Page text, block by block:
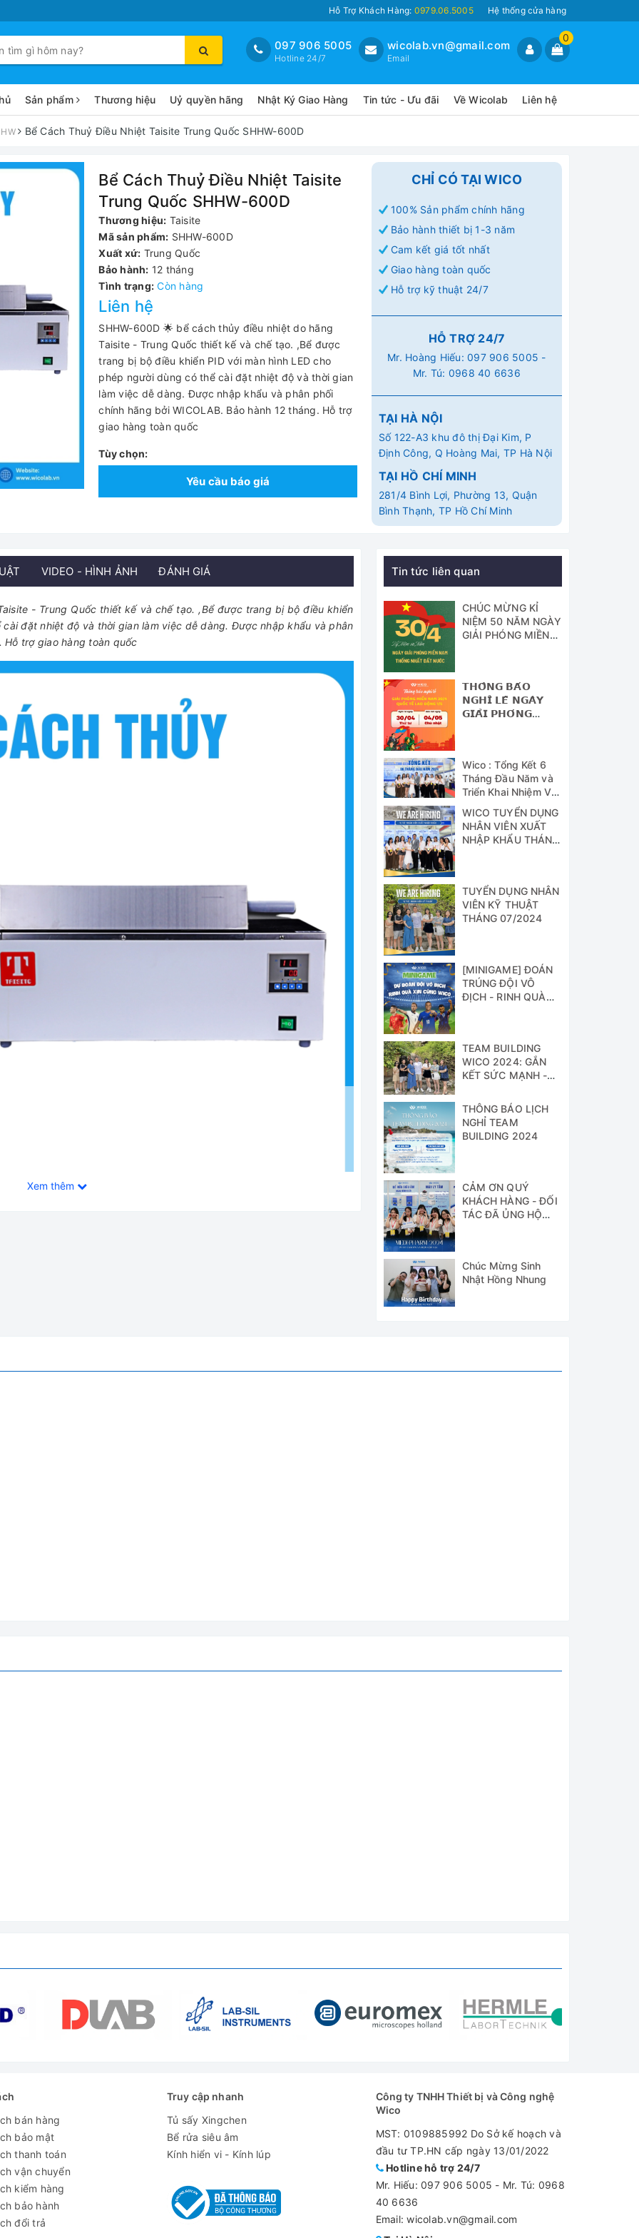
Hỗ Trợ Khách Hàng: 0979.06.5005 Hệ thống cửa hàng
0
wicolab.vn@gmail.com
Email
097 906 5005
Hotline 24/7
Sản phẩm Thương hiệu Uỷ quyền hãng Nhật Ký Giao Hàng Tin tức - Ưu đãi Về Wicolab Liên hệ
Bể Cách Thuỷ Điều Nhiệt Taisite Trung Quốc SHHW-600D
Bể Cách Thuỷ Điều Nhiệt Taisite
Trung Quốc SHHW-600D
Thương hiệu: Taisite
Mã sản phẩm: SHHW-600D
Xuất xứ: Trung Quốc
Bảo hành: 12 tháng
Tình trạng: Còn hàng
Liên hệ
SHHW-600D 🌟 bể cách thủy điều nhiệt do hãng
Taisite - Trung Quốc thiết kế và chế tạo. ,Bể được
trang bị bộ điều khiển PID với màn hình LED cho
phép người dùng có thể cài đặt nhiệt độ và thời gian
làm việc dễ dàng. Được nhập khẩu và phân phối
chính hãng bởi WICOLAB. Bảo hành 12 tháng. Hỗ trợ
giao hàng toàn quốc
Tùy chọn:
Yêu cầu báo giá
CHỈ CÓ TẠI WICO
100% Sản phẩm chính hãng
Bảo hành thiết bị 1-3 năm
Cam kết giá tốt nhất
Giao hàng toàn quốc
Hỗ trợ kỹ thuật 24/7
HỖ TRỢ 24/7
Mr. Hoàng Hiếu:097 906 5005 -
Mr. Tú: 0968 40 6636
TẠI HÀ NỘI
Số 122-A3 khu đô thị Đại Kim, P
Định Công, Q Hoàng Mai, TP Hà Nội
TẠI HỒ CHÍ MINH
281/4 Bình Lợi, Phường 13, Quận
Bình Thạnh, TP Hồ Chí Minh
VIDEO - HÌNH ẢNH ĐÁNH GIÁ
- Trung Quốc thiết kế và chế tạo. ,Bể được trang bị bộ điều khiển
đặt nhiệt độ và thời gian làm việc dễ dàng. Được nhập khẩu và phân
Hỗ trợ giao hàng toàn quốc
Quốc.
LED cho phép người dùng có thể cài đặt nhiệt độ và thời gian làm việc
vị trí, giá để ống nghiệm.
ngoài bể được làm bằng thép sơn phủ tĩnh điện màu trắng, buồng
thép không gỉ.
Taisite SHHW-600D - Giá tốt tại Wico
Xem thêm
Tin tức liên quan
CHÚC MỪNG KỈ
NIỆM 50 NĂM NGÀY
GIẢI PHÓNG MIỀN
𝗧𝗛𝗢̂𝗡𝗚 𝗕𝗔́𝗢
𝗡𝗚𝗛𝗜̉ 𝗟𝗘̂̃ 𝗡𝗚𝗔̀𝗬
𝗚𝗜𝗔̉𝗜 𝗣𝗛𝗢́𝗡𝗚
(𝟭/𝟱)
Wico : Tổng Kết 6
Tháng Đầu Năm và
Triển Khai Nhiệm Vụ
Công Tác 6 Tháng
Cuối Năm 2024
WICO TUYỂN DỤNG
NHÂN VIÊN XUẤT
NHẬP KHẨU THÁNG
TUYỂN DỤNG NHÂN
VIÊN KỸ THUẬT
THÁNG 07/2024
[MINIGAME] ĐOÁN
TRÚNG ĐỘI VÔ
ĐỊCH - RINH QUÀ
TEAM BUILDING
WICO 2024: GẮN
KẾT SỨC MẠNH -
THÀNH CÔNG
THÔNG BÁO LỊCH
NGHỈ TEAM
BUILDING 2024
CẢM ƠN QUÝ
KHÁCH HÀNG - ĐỐI
TÁC ĐÃ ỦNG HỘ
Chúc Mừng Sinh
Nhật Hồng Nhung
bán hàng
bảo mật
thanh toán
vận chuyển
kiểm hàng
bảo hành
đổi trả
Truy cập nhanh
Tủ sấy Xingchen
Bể rửa siêu âm
Kính hiển vi - Kính lúp
Công ty TNHH Thiết bị và Công nghệ
Wico
MST: 0109885992 Do Sở kế hoạch và
đầu tư TP.HN cấp ngày 13/01/2022
Hotline hỗ trợ 24/7
Mr. Hiếu: 097 906 5005 - Mr. Tú: 0968
40 6636
Email: wicolab.vn@gmail.com